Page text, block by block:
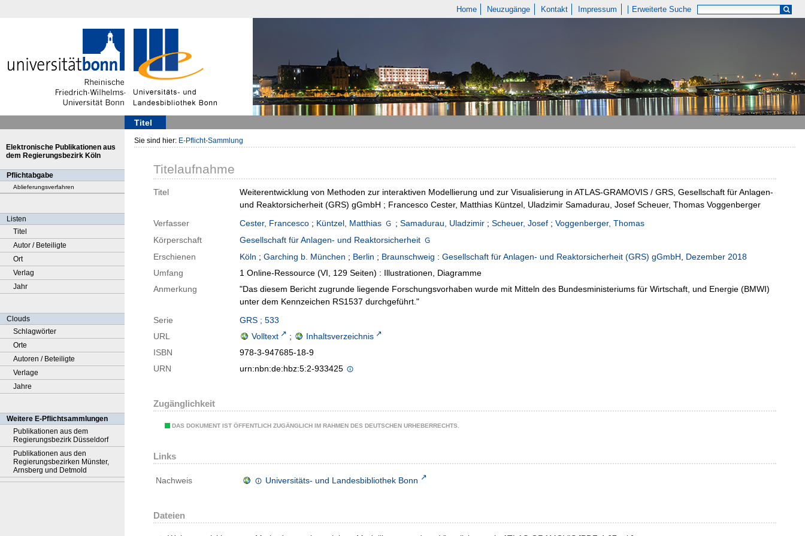
Home Neuzugänge Kontakt Impressum Erweiterte Suche
Titel
Elektronische Publikationen aus
dem Regierungsbezirk Köln
Pflichtabgabe
Ablieferungsverfahren
Listen
Titel
Autor / Beteiligte
Ort
Verlag
Jahr
Clouds
Schlagwörter
Orte
Autoren / Beteiligte
Verlage
Jahre
Weitere E-Pflichtsammlungen
Publikationen aus dem
Regierungsbezirk Düsseldorf
Publikationen aus den
Regierungsbezirken Münster,
Arnsberg und Detmold
Sie sind hier: E-Pflicht-Sammlung
Titelaufnahme
Titel
Weiterentwicklung von Methoden zur interaktiven Modellierung und zur Visualisierung in ATLAS-GRAMOVIS / GRS, Gesellschaft für Anlagen-
und Reaktorsicherheit (GRS) gGmbH ; Francesco Cester, Matthias Küntzel, Uladzimir Samadurau, Josef Scheuer, Thomas Voggenberger
Verfasser
Cester, Francesco ; Küntzel, Matthias ; Samadurau, Uladzimir ; Scheuer, Josef ; Voggenberger, Thomas
Körperschaft
Gesellschaft für Anlagen- und Reaktorsicherheit
Erschienen
Köln ; Garching b. München ; Berlin ; Braunschweig : Gesellschaft für Anlagen- und Reaktorsicherheit (GRS) gGmbH, Dezember 2018
Umfang
1 Online-Ressource (VI, 129 Seiten) : Illustrationen, Diagramme
Anmerkung
"Das diesem Bericht zugrunde liegende Forschungsvorhaben wurde mit Mitteln des Bundesministeriums für Wirtschaft, und Energie (BMWI)
unter dem Kennzeichen RS1537 durchgeführt."
Serie
GRS ; 533
URL
Volltext ;
Inhaltsverzeichnis
ISBN
978-3-947685-18-9
URN
urn:nbn:de:hbz:5:2-933425
Zugänglichkeit
DAS DOKUMENT IST ÖFFENTLICH ZUGÄNGLICH IM RAHMEN DES DEUTSCHEN URHEBERRECHTS.
Links
Nachweis Universitäts- und Landesbibliothek Bonn
Dateien